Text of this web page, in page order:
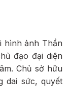
hình ảnh Thần
đạo đại diện
Chủ sở hữu
dai sức, quyết